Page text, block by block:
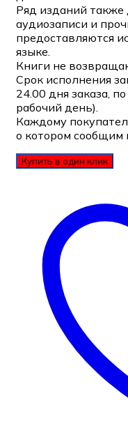
Ряд изданий
аудиозаписи и
предоставляются
языке.
Книги не
Срок исполнения
24.00 дня заказа,
рабочий день).
Каждому
о котором сообщим
Купить в один клик